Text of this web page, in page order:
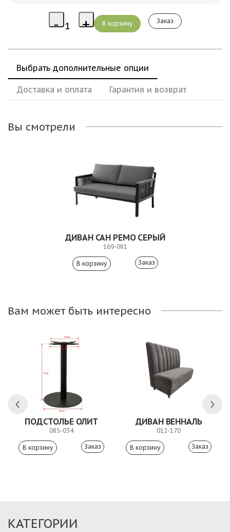
Заказ
Выбрать дополнительные опции
Доставка и оплата Гарантия и возврат
Вы смотрели
ДИВАН САН РЕМО СЕРЫЙ
169-081
Заказ
Вам может быть интересно
ПОДСТОЛЬЕ ОЛИТ
085-034
Заказ
ДИВАН ВЕННАЛЬ
012-170
Заказ
КАТЕГОРИИ